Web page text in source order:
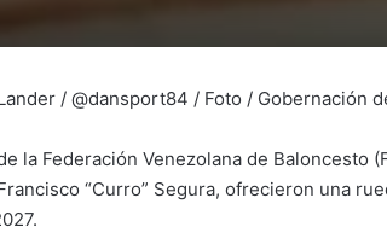
/ @dansport84 / Foto / Gobernación
la Federación Venezolana de Baloncesto
“Curro” Segura, ofrecieron una